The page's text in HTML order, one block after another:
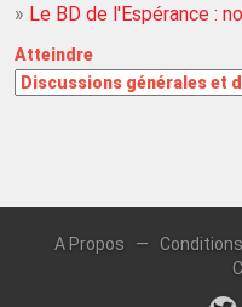
» Le BD de l'Espérance :
Atteindre
A Propos —